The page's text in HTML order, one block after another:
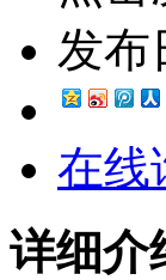
发布
在线
详细介